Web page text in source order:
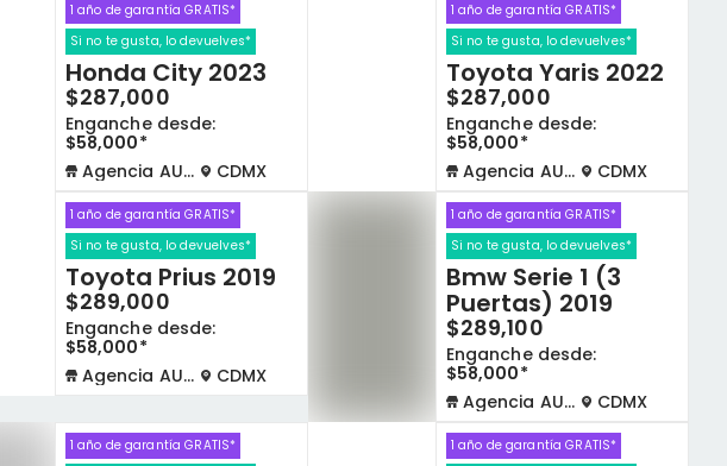
1 año de garantía GRATIS*
Si no te gusta, lo devuelves*
Honda City 2023
$287,000
Enganche desde:
$58,000*
Agencia AUTOCOM
CDMX
1 año de garantía GRATIS*
Si no te gusta, lo devuelves*
Toyota Yaris 2022
$287,000
Enganche desde:
$58,000*
Agencia AUTOCOM
CDMX
1 año de garantía GRATIS*
Si no te gusta, lo devuelves*
Toyota Prius 2019
$289,000
Enganche desde:
$58,000*
Agencia AUTOCOM
CDMX
1 año de garantía GRATIS*
Si no te gusta, lo devuelves*
Bmw Serie 1 (3
Puertas) 2019
$289,100
Enganche desde:
$58,000*
Agencia AUTOCOM
CDMX
1 año de garantía GRATIS*
1 año de garantía GRATIS*